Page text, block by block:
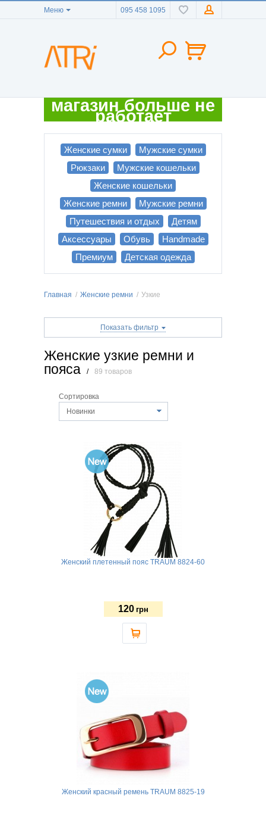
Меню 095 458 1095
магазин больше не
работает
Женские сумки
Мужские сумки
Рюкзаки
Мужские кошельки
Женские кошельки
Женские ремни
Мужские ремни
Путешествия и отдых
Детям
Аксессуары
Обувь
Handmade
Премиум
Детская одежда
Главная / Женские ремни / Узкие
Показать фильтр
Женские узкие ремни и
пояса
/ 89 товаров
Сортировка
Новинки
Женский плетенный пояс TRAUM 8824-60
120 грн
Женский красный ремень TRAUM 8825-19